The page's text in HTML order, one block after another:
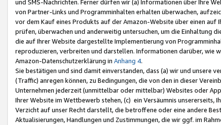
und SMS-Nachrichten. Ferner dürfen wir (a) Informationen über Ihre
von Partner-Links und Programminhalten erhalten überwachen,
vor dem Kauf eines Produkts auf der Amazon-Website über einen
prüfen, überwachen und anderweitig untersuchen, um die Einhaltung
die auf Ihrer Website dargestellte Implementierung von
reproduzieren, verbreiten und darstellen. Informationen darüber, wie
Amazon-Datenschutzerklärung in Anhang 4.
Sie bestätigen und sind damit einverstanden, dass (a) wir und
(Traffic) anregen können, zu Bedingungen, die von den in dieser
Unternehmen jederzeit (unmittelbar oder mittelbar) Websites oder
Ihrer Website im Wettbewerb stehen, (c) ein Versäumnis unsererseits,
Verzicht auf unser Recht darstellt, die betroffene oder eine andere
Aktualisierungen, Handlungen und Zustimmungen, die wir ggf. im